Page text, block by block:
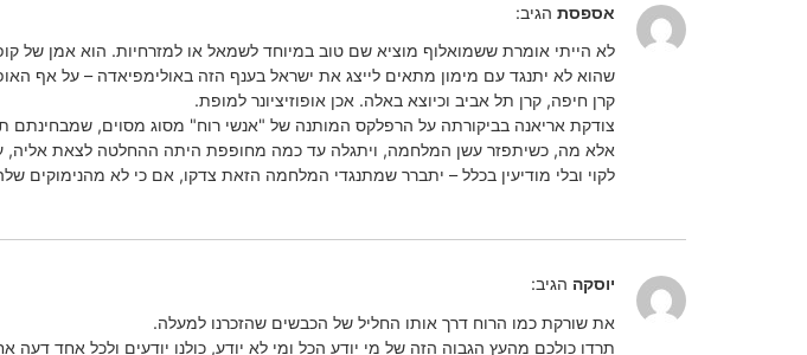
אספסת הגיב:
לא הייתי אומרת ששמואלוף מוציא שם טוב במיוחד לשמאל או למזרחיות. הוא אמן של
שהוא לא יתנגד עם מימון מתאים לייצג את ישראל בענף הזה באולימפיאדה – על אף
קרן חיפה, קרן תל אביב וכיוצא באלה. אכן אופוזיציונר למופת.
צודקת אריאנה בביקורתה על הרפלקס המותנה של "אנשי רוח" מסוג מסוים, שמבחינתם
אלא מה, כשיתפזר עשן המלחמה, ויתגלה עד כמה מחופפת היתה ההחלטה לצאת אליה, עד
לקוי ובלי מודיעין בכלל – יתברר שמתנגדי המלחמה הזאת צדקו, אם כי לא מהנימוקים
יוסקה הגיב:
את שורקת כמו הרוח דרך אותו החליל של הכבשים שהזכרנו למעלה.
תרדו כולכם מהעץ הגבוה הזה של מי יודע הכל ומי לא יודע, כולנו יודעים ולכל אחד דעה